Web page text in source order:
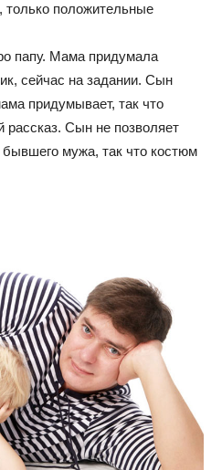
только положительные
папу. Мама придумала
сейчас на задании. Сын
придумывает, так что
рассказ. Сын не позволяет
мужа, так что костюм